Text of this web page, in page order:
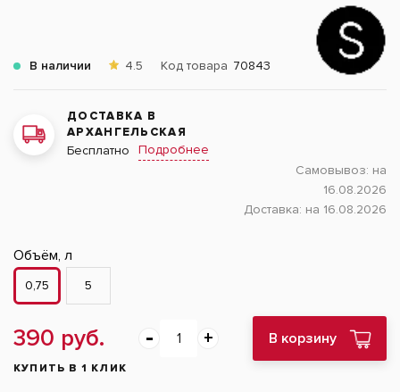
В наличии 4.5 Код товара 70843
ДОСТАВКА В
АРХАНГЕЛЬСКАЯ
Бесплатно
Подробнее
Самовывоз: на
16.08.2026
Доставка: на 16.08.2026
Объём, л
0,75 5
390 руб. В корзину
КУПИТЬ В 1 КЛИК